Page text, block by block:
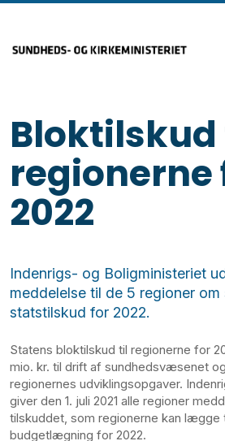
regionerne
2022
Indenrigs- og Boligministeriet
meddelelse til de 5 regioner
statstilskud for 2022.
Statens bloktilskud til regionerne for
mio. kr. til drift af sundhedsvæsenet
regionernes udviklingsopgaver.
giver den 1. juli 2021 alle regioner
tilskuddet, som regionerne kan lægge
budgetlægning for 2022.